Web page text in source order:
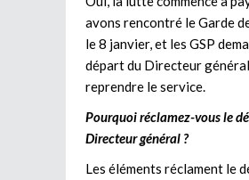
avons rencontré le Garde
le 8 janvier, et les GSP
départ du Directeur
reprendre le service.
Pourquoi réclamez-vous le
Directeur général ?
Les éléments réclament le